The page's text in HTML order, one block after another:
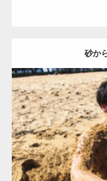
砂か
Category:海のマッチ
ダウンロード